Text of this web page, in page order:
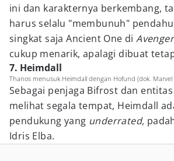
ini dan karakternya berkembang,
harus selalu "membunuh"
singkat saja Ancient One di
cukup menarik, apalagi dibuat
7. Heimdall
Thanos menusuk Heimdall dengan Hofund (dok.
Sebagai penjaga Bifrost dan
melihat segala tempat, Heimdall
pendukung yang underrated,
Idris Elba.